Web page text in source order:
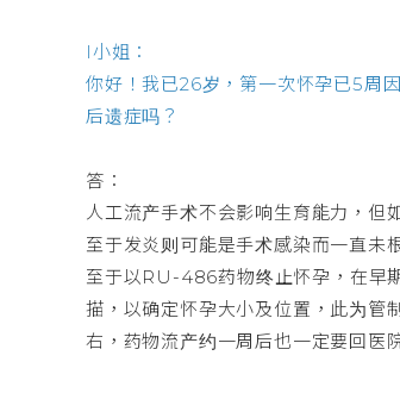
I小姐：
你好！我已26岁，第一次怀孕已5周
后遗症吗？
答：
人工流产手术不会影响生育能力，但
至于发炎则可能是手术感染而一直未
至于以RU-486药物终止怀孕，在早
描，以确定怀孕大小及位置，此为管
右，药物流产约一周后也一定要回医